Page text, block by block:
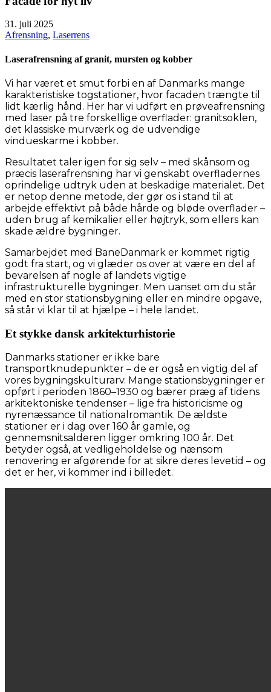
31. juli 2025
Afrensning, Laserrens
Laserafrensning af granit, mursten og kobber
Vi har været et smut forbi en af Danmarks mange
karakteristiske togstationer, hvor facaden trængte til
lidt kærlig hånd. Her har vi udført en prøveafrensning
med laser på tre forskellige overflader: granitsoklen,
det klassiske murværk og de udvendige
vindueskarme i kobber.
Resultatet taler igen for sig selv – med skånsom og
præcis laserafrensning har vi genskabt overfladernes
oprindelige udtryk uden at beskadige materialet. Det
er netop denne metode, der gør os i stand til at
arbejde effektivt på både hårde og bløde overflader –
uden brug af kemikalier eller højtryk, som ellers kan
skade ældre bygninger.
Samarbejdet med BaneDanmark er kommet rigtig
godt fra start, og vi glæder os over at være en del af
bevarelsen af nogle af landets vigtige
infrastrukturelle bygninger. Men uanset om du står
med en stor stationsbygning eller en mindre opgave,
så står vi klar til at hjælpe – i hele landet.
Et stykke dansk arkitekturhistorie
Danmarks stationer er ikke bare
transportknudepunkter – de er også en vigtig del af
vores bygningskulturarv. Mange stationsbygninger er
opført i perioden 1860–1930 og bærer præg af tidens
arkitektoniske tendenser – lige fra historicisme og
nyrenæssance til nationalromantik. De ældste
stationer er i dag over 160 år gamle, og
gennemsnitsalderen ligger omkring 100 år. Det
betyder også, at vedligeholdelse og nænsom
renovering er afgørende for at sikre deres levetid – og
det er her, vi kommer ind i billedet.